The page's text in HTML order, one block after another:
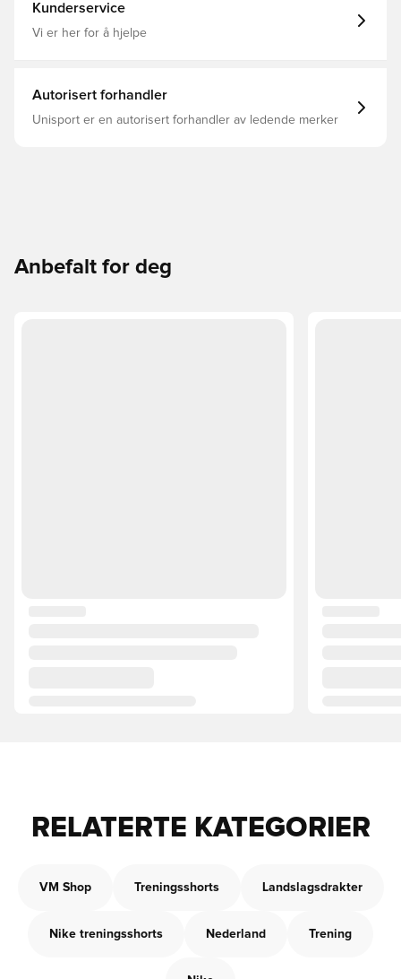
Kunderservice
Vi er her for å hjelpe
Autorisert forhandler
Unisport er en autorisert forhandler av ledende merker
Anbefalt for deg
RELATERTE KATEGORIER
VM Shop Treningsshorts Landslagsdrakter
Nike treningsshorts Nederland Trening